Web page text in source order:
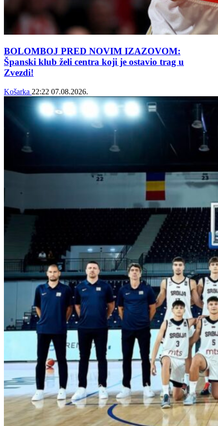
BOLOMBOJ PRED NOVIM IZAZOVOM:
Španski klub želi centra koji je ostavio trag u
Zvezdi!
Košarka 22:22 07.08.2026.